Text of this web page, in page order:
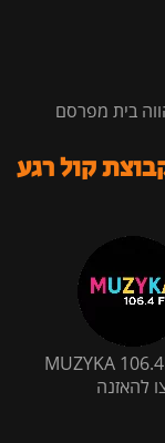
בית מפרסם
קול רגע
MUZYKA
להאזנה